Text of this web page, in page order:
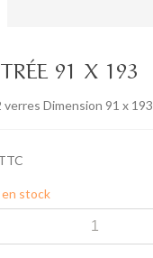
91 X 193
Dimension 91 x 193
stock